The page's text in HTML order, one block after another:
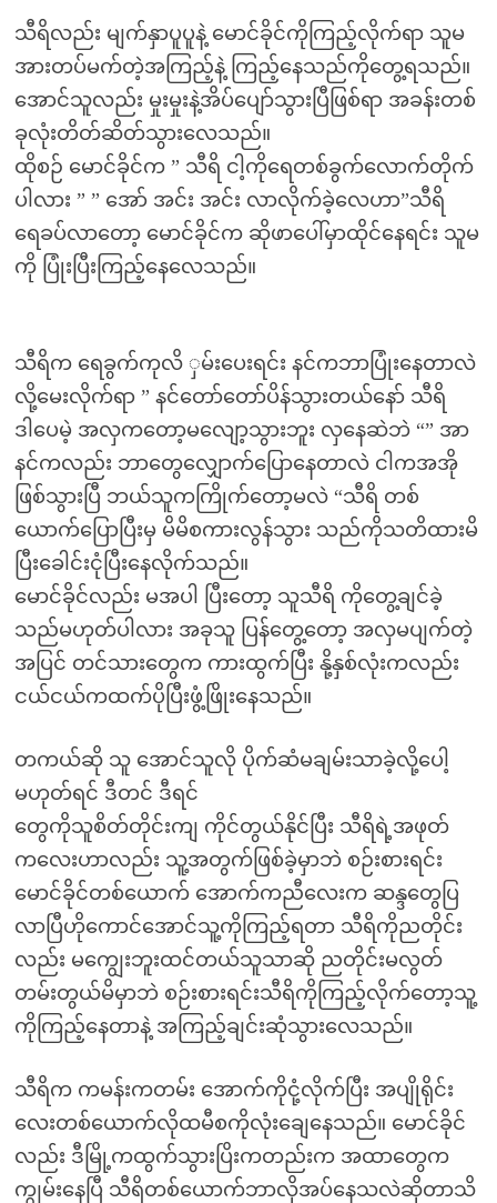
သီရိလည်း မျက်နှာပူပူနဲ့ မောင်ခိုင်ကိုကြည့်လိုက်ရာ သူမ
အားတပ်မက်တဲ့အကြည့်နဲ့ ကြည့်နေသည်ကိုတွေ့ရသည်။
အောင်သူလည်း မှုးမှုးနဲ့အိပ်ပျော်သွားပြီဖြစ်ရာ အခန်းတစ်
ခုလုံးတိတ်ဆိတ်သွားလေသည်။
ထိုစဉ် မောင်ခိုင်က ” သီရိ ငါ့ကိုရေတစ်ခွက်လောက်တိုက်
ပါလား ” ” အော် အင်း အင်း လာလိုက်ခဲ့လေဟာ”သီရိ
ရေခပ်လာတော့ မောင်ခိုင်က ဆိုဖာပေါ်မှာထိုင်နေရင်း သူမ
ကို ပြုံးပြီးကြည့်နေလေသည်။
သီရိက ရေခွက်ကုလိ ှမ်းပေးရင်း နင်ကဘာပြုံးနေတာလဲ
လို့မေးလိုက်ရာ ” နင်တော်တော်ပိန်သွားတယ်နော် သီရိ
ဒါပေမဲ့ အလှကတော့မလျော့သွားဘူး လှနေဆဲဘဲ “” အာ
နင်ကလည်း ဘာတွေလျှောက်ပြောနေတာလဲ ငါကအအို
ဖြစ်သွားပြီ ဘယ်သူကကြိုက်တော့မလဲ “သီရိ တစ်
ယောက်ပြောပြီးမှ မိမိစကားလွန်သွား သည်ကိုသတိထားမိ
ပြီးခေါင်းငုံပြီးနေလိုက်သည်။
မောင်ခိုင်လည်း မအပါ ပြီးတော့ သူသီရိ ကိုတွေ့ချင်ခဲ့
သည်မဟုတ်ပါလား အခုသူ ပြန်တွေ့တော့ အလှမပျက်တဲ့
အပြင် တင်သားတွေက ကားထွက်ပြီး နို့နှစ်လုံးကလည်း
ငယ်ငယ်ကထက်ပိုပြီးဖွံ့ဖြိုးနေသည်။
တကယ်ဆို သူ အောင်သူလို ပိုက်ဆံမချမ်းသာခဲ့လို့ပေါ့
မဟုတ်ရင် ဒီတင် ဒီရင်
တွေကိုသူစိတ်တိုင်းကျ ကိုင်တွယ်နိုင်ပြီး သီရိရဲ့အဖုတ်
ကလေးဟာလည်း သူ့အတွက်ဖြစ်ခဲ့မှာဘဲ စဉ်းစားရင်း
မောင်ခိုင်တစ်ယောက် အောက်ကညီလေးက ဆန္ဒတွေပြ
လာပြီဟိုကောင်အောင်သူ့ကိုကြည့်ရတာ သီရိကိုညတိုင်း
လည်း မကျွေးဘူးထင်တယ်သူသာဆို ညတိုင်းမလွတ်
တမ်းတွယ်မိမှာဘဲ စဉ်းစားရင်းသီရိကိုကြည့်လိုက်တော့သူ့
ကိုကြည့်နေတာနဲ့ အကြည့်ချင်းဆုံသွားလေသည်။
သီရိက ကမန်းကတမ်း အောက်ကိုငုံ့လိုက်ပြီး အပျိုရိုင်း
လေးတစ်ယောက်လိုထမီစကိုလုံးချေနေသည်။ မောင်ခိုင်
လည်း ဒီမြို့ကထွက်သွားပြိးကတည်းက အထာတွေက
ကျွမ်းနေပြီ သီရိတစ်ယောက်ဘာလိုအပ်နေသလဲဆိုတာသိ